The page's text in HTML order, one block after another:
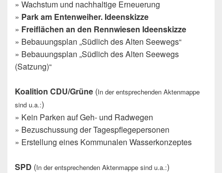
» Wachstum und nachhaltige Erneuerung
» Park am Entenweiher. Ideenskizze
» Freiflächen an den Rennwiesen Ideenskizze
» Bebauungsplan „Südlich des Alten Seewegs“
» Bebauungsplan „Südlich des Alten Seewegs
(Satzung)“
Koalition CDU/Grüne (In der entsprechenden Aktenmappe
sind u.a.:)
» Kein Parken auf Geh- und Radwegen
» Bezuschussung der Tagespflegepersonen
» Erstellung eines Kommunalen Wasserkonzeptes
SPD (In der entsprechenden Aktenmappe sind u.a.:)